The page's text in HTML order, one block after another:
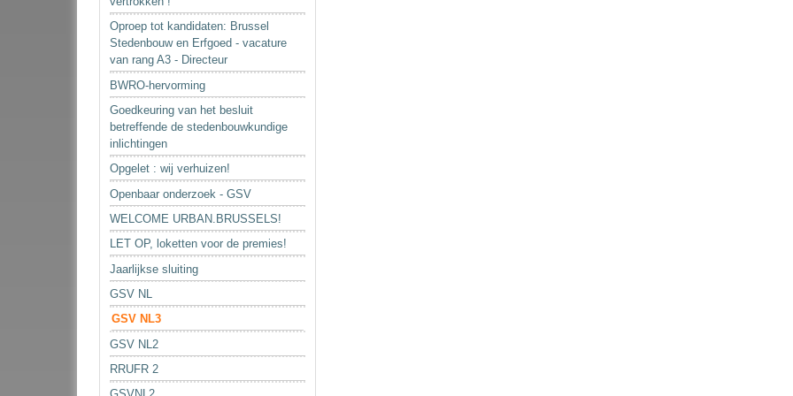
Oproep tot kandidaten: Brussel
Stedenbouw en Erfgoed - vacature
van rang A3 - Directeur
BWRO-hervorming
Goedkeuring van het besluit
betreffende de stedenbouwkundige
inlichtingen
Opgelet : wij verhuizen!
Openbaar onderzoek - GSV
WELCOME URBAN.BRUSSELS!
LET OP, loketten voor de premies!
Jaarlijkse sluiting
GSV NL
GSV NL3
GSV NL2
RRUFR 2